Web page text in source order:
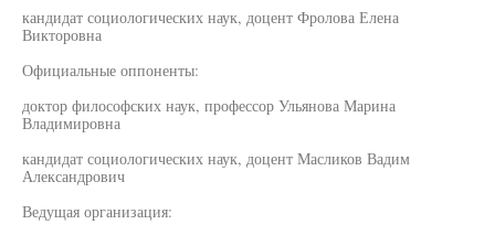
кандидат социологических наук, доцент Фролова Елена
Викторовна
Официальные оппоненты:
доктор философских наук, профессор Ульянова Марина
Владимировна
кандидат социологических наук, доцент Масликов Вадим
Александрович
Ведущая организация: